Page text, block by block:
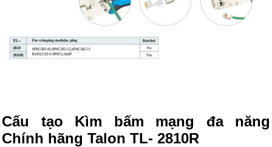
Cấu tạo Kìm bấm mạng đa năng
Chính hãng Talon TL- 2810R